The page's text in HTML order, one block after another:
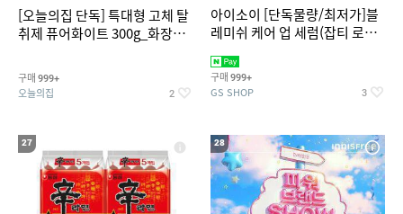
[오늘의집 단독] 특대형 고체 탈
취제 퓨어화이트 300g_화장실
구매 999+
오늘의집 2
아이소이 [단독물량/최저가]블
레미쉬 케어 업 세럼(잡티 로즈
2027-04-24)
구매 999+
GS SHOP 3
27 28